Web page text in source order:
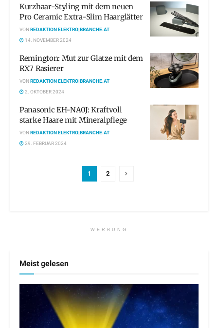
Kurzhaar-Styling mit dem neuen
Pro Ceramic Extra-Slim Haarglätter
VONREDAKTION ELEKTRO|BRANCHE.AT
14. NOVEMBER 2024
Remington: Mut zur Glatze mit dem
RX7 Rasierer
VONREDAKTION ELEKTRO|BRANCHE.AT
2. OKTOBER 2024
Panasonic EH-NA0J: Kraftvoll
starke Haare mit Mineralpflege
VONREDAKTION ELEKTRO|BRANCHE.AT
29. FEBRUAR 2024
1 2
WERBUNG
Meist gelesen